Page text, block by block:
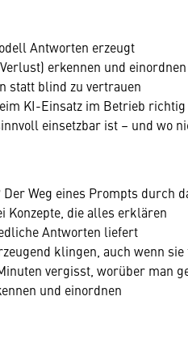
Antworten erzeugt
erkennen und einordnen
statt blind zu vertrauen
KI-Einsatz im Betrieb richtig
einsetzbar ist – und wo
Weg eines Prompts durch
Konzepte, die alles erklären
Antworten liefert
klingen, auch wenn
vergisst, worüber man
und einordnen